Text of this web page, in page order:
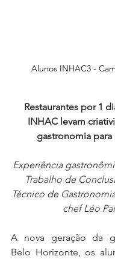
Alunos INHAC3 -
Restaurantes por 1
INHAC levam
gastronomia
Experiência
Trabalho de
Técnico de
chef Léo
A nova geração da
Belo Horizonte, os